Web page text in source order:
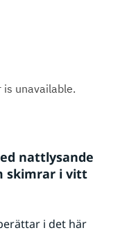
nattlysande
skimrar i vitt
i det här